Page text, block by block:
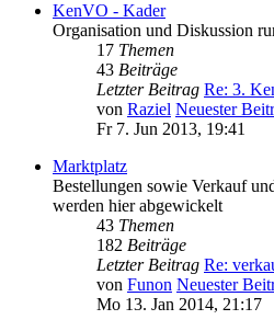
KenVO - Kader
Organisation und Diskussion
17 Themen
43 Beiträge
Letzter Beitrag Re: 3.
von Raziel Neuester
Fr 7. Jun 2013, 19:41
Marktplatz
Bestellungen sowie Verkauf
werden hier abgewickelt
43 Themen
182 Beiträge
Letzter Beitrag Re:
von Funon Neuester
Mo 13. Jan 2014, 21:17